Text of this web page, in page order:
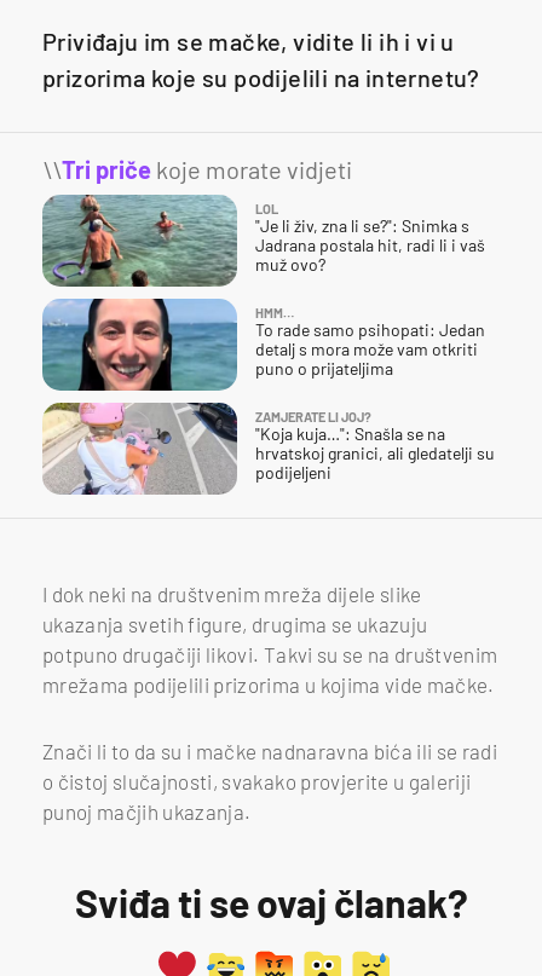
Priviđaju im se mačke, vidite li ih i vi u
prizorima koje su podijelili na internetu?
\\Tri priče koje morate vidjeti
LOL
"Je li živ, zna li se?": Snimka s
Jadrana postala hit, radi li i vaš
muž ovo?
HMM…
To rade samo psihopati: Jedan
detalj s mora može vam otkriti
puno o prijateljima
ZAMJERATE LI JOJ?
"Koja kuja…": Snašla se na
hrvatskoj granici, ali gledatelji su
podijeljeni
I dok neki na društvenim mreža dijele slike
ukazanja svetih figure, drugima se ukazuju
potpuno drugačiji likovi. Takvi su se na društvenim
mrežama podijelili prizorima u kojima vide mačke.
Znači li to da su i mačke nadnaravna bića ili se radi
o čistoj slučajnosti, svakako provjerite u galeriji
punoj mačjih ukazanja.
Sviđa ti se ovaj članak?